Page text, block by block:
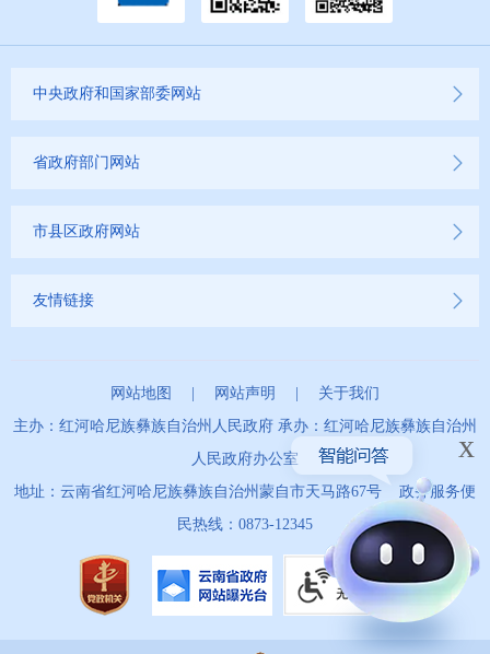
中央政府和国家部委网站
省政府部门网站
市县区政府网站
友情链接
网站地图 网站声明
关于我们
主办：红河哈尼族彝族自治州人民政府 承办：红河哈尼族彝族自治州
人民政府办公室
地址：云南省红河哈尼族彝族自治州蒙自市天马路67号 政务服务便
民热线：0873-12345
x